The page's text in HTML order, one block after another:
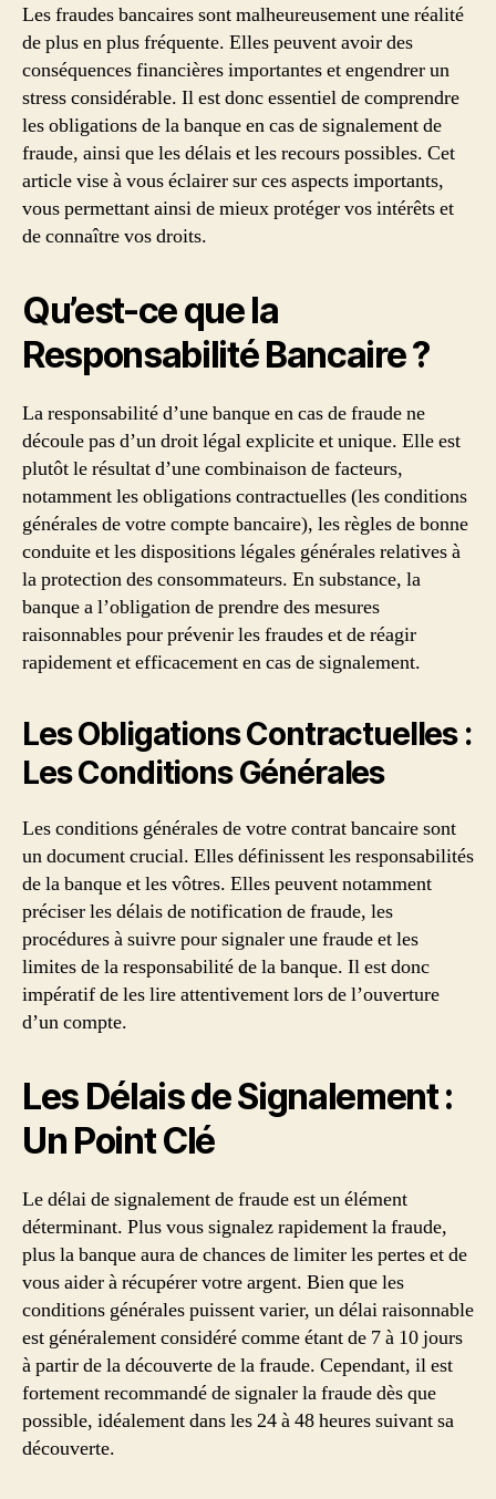
Les fraudes bancaires sont malheureusement une réalité
de plus en plus fréquente. Elles peuvent avoir des
conséquences financières importantes et engendrer un
stress considérable. Il est donc essentiel de comprendre
les obligations de la banque en cas de signalement de
fraude, ainsi que les délais et les recours possibles. Cet
article vise à vous éclairer sur ces aspects importants,
vous permettant ainsi de mieux protéger vos intérêts et
de connaître vos droits.
Qu’est-ce que la
Responsabilité Bancaire ?
La responsabilité d’une banque en cas de fraude ne
découle pas d’un droit légal explicite et unique. Elle est
plutôt le résultat d’une combinaison de facteurs,
notamment les obligations contractuelles (les conditions
générales de votre compte bancaire), les règles de bonne
conduite et les dispositions légales générales relatives à
la protection des consommateurs. En substance, la
banque a l’obligation de prendre des mesures
raisonnables pour prévenir les fraudes et de réagir
rapidement et efficacement en cas de signalement.
Les Obligations Contractuelles :
Les Conditions Générales
Les conditions générales de votre contrat bancaire sont
un document crucial. Elles définissent les responsabilités
de la banque et les vôtres. Elles peuvent notamment
préciser les délais de notification de fraude, les
procédures à suivre pour signaler une fraude et les
limites de la responsabilité de la banque. Il est donc
impératif de les lire attentivement lors de l’ouverture
d’un compte.
Les Délais de Signalement :
Un Point Clé
Le délai de signalement de fraude est un élément
déterminant. Plus vous signalez rapidement la fraude,
plus la banque aura de chances de limiter les pertes et de
vous aider à récupérer votre argent. Bien que les
conditions générales puissent varier, un délai raisonnable
est généralement considéré comme étant de 7 à 10 jours
à partir de la découverte de la fraude. Cependant, il est
fortement recommandé de signaler la fraude dès que
possible, idéalement dans les 24 à 48 heures suivant sa
découverte.